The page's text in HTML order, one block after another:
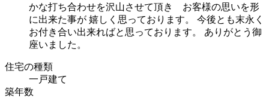
かな打ち合わせを沢山させて頂き お客様の思いを形
に出来た事が 嬉しく思っております。 今後とも末永く
お付き合い出来ればと思っております。 ありがとう御
座いました。
住宅の種類
一戸建て
築年数